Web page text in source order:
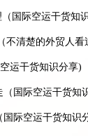
国际空运干货知识
清楚的外贸人看
运干货知识分享)
国际空运干货知
际空运干货知识